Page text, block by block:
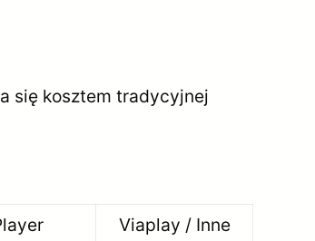
się kosztem tradycyjnej
Viaplay / Inne